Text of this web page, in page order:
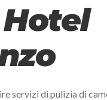
servizi di pulizia di